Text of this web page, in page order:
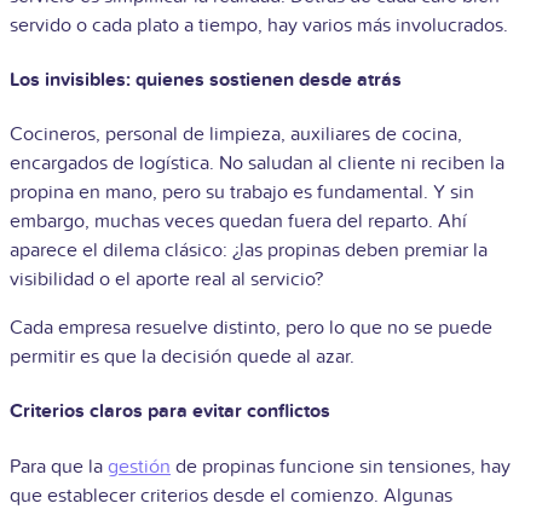
servido o cada plato a tiempo, hay varios más involucrados.
Los invisibles: quienes sostienen desde atrás
Cocineros, personal de limpieza, auxiliares de cocina,
encargados de logística. No saludan al cliente ni reciben la
propina en mano, pero su trabajo es fundamental. Y sin
embargo, muchas veces quedan fuera del reparto. Ahí
aparece el dilema clásico: ¿las propinas deben premiar la
visibilidad o el aporte real al servicio?
Cada empresa resuelve distinto, pero lo que no se puede
permitir es que la decisión quede al azar.
Criterios claros para evitar conflictos
Para que la gestión de propinas funcione sin tensiones, hay
que establecer criterios desde el comienzo. Algunas